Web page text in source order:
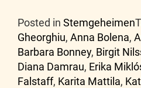
Posted in Stemgeheimen
Gheorghiu, Anna Bolena,
Barbara Bonney, Birgit
Diana Damrau, Erika
Falstaff, Karita Mattila,